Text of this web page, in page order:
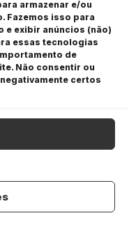
armazenar e/ou
Fazemos isso para
e exibir anúncios (não)
essas tecnologias
de
Não consentir ou
certos
de investidores
digitais.
os direitos